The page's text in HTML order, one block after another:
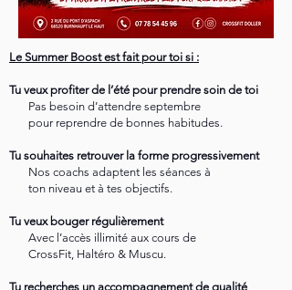
Le Summer Boost est fait pour toi si :
Tu veux profiter de l’été pour prendre soin de toi
Pas besoin d’attendre septembre
pour reprendre de bonnes habitudes.
Tu souhaites retrouver la forme progressivement
Nos coachs adaptent les séances à
ton niveau et à tes objectifs.
Tu veux bouger régulièrement
Avec l’accès illimité aux cours de
CrossFit, Haltéro & Muscu.
Tu recherches un accompagnement de qualité